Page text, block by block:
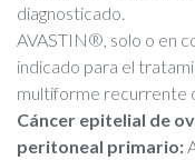
diagnosticado.
AVASTIN®, solo o en
indicado para el
multiforme recurrente
Cáncer epitelial de
peritoneal primario: